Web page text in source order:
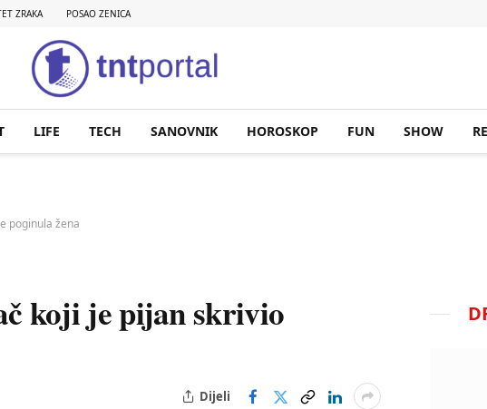
ZRAKA POSAO ZENICA
LIFE TECH SANOVNIK HOROSKOP FUN SHOW
poginula žena
koji je pijan skrivio
Dijeli